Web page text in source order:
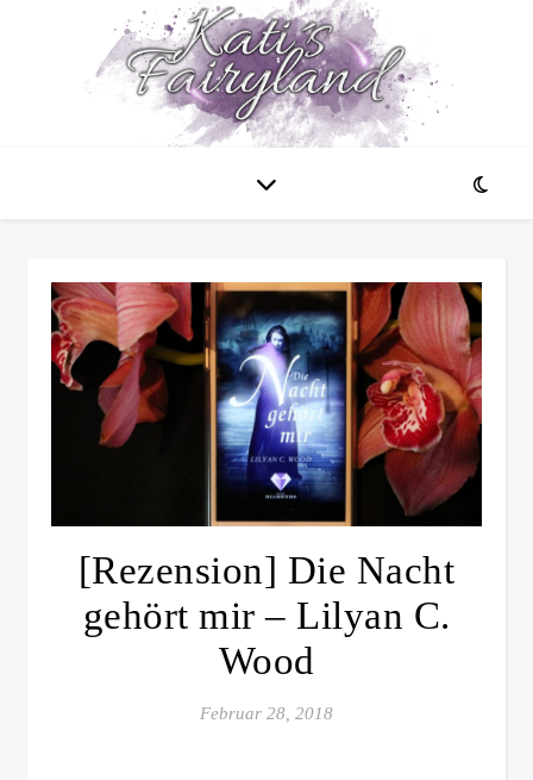
[Rezension] Die Nacht
gehört mir – Lilyan C.
Wood
Februar 28, 2018